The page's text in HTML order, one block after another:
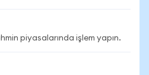
piyasalarında işlem yapın.